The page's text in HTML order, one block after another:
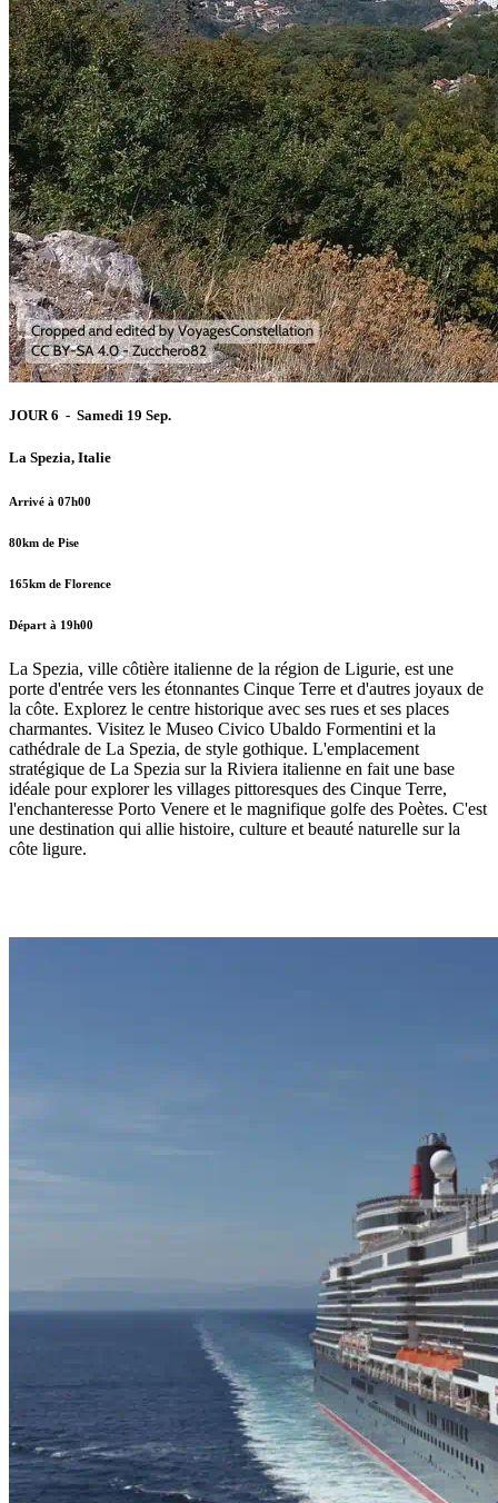
JOUR 6 - Samedi 19 Sep.
La Spezia, Italie
Arrivé à 07h00
80km de Pise
165km de Florence
Départ à 19h00
La Spezia, ville côtière italienne de la région de Ligurie, est une
porte d'entrée vers les étonnantes Cinque Terre et d'autres joyaux de
la côte. Explorez le centre historique avec ses rues et ses places
charmantes. Visitez le Museo Civico Ubaldo Formentini et la
cathédrale de La Spezia, de style gothique. L'emplacement
stratégique de La Spezia sur la Riviera italienne en fait une base
idéale pour explorer les villages pittoresques des Cinque Terre,
l'enchanteresse Porto Venere et le magnifique golfe des Poètes. C'est
une destination qui allie histoire, culture et beauté naturelle sur la
côte ligure.